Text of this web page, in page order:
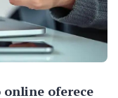
online oferece